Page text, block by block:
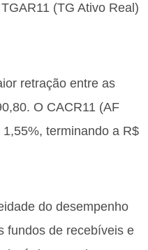
(TG Ativo Real)
retração entre as
O CACR11 (AF
terminando a R$
do desempenho
fundos de recebíveis e